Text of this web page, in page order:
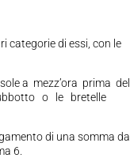
categorie di essi, con le
a mezz’ora prima del
o le bretelle
di una somma da
6.